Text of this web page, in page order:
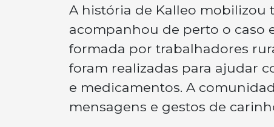
A história de Kalleo mobilizou
acompanhou de perto o caso
formada por trabalhadores
foram realizadas para ajudar
e medicamentos. A
mensagens e gestos de